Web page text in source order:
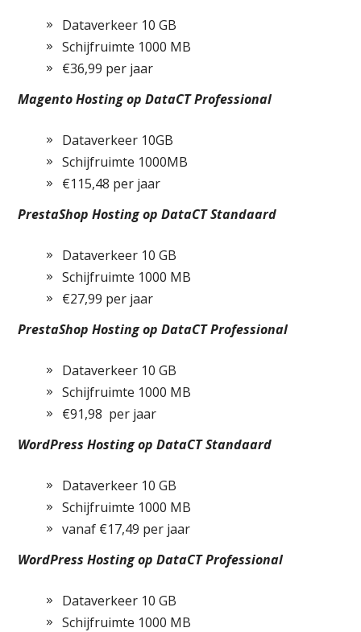
Dataverkeer 10 GB
Schijfruimte 1000 MB
€36,99 per jaar
Magento Hosting op DataCT Professional
Dataverkeer 10GB
Schijfruimte 1000MB
€115,48 per jaar
PrestaShop Hosting op DataCT Standaard
Dataverkeer 10 GB
Schijfruimte 1000 MB
€27,99 per jaar
PrestaShop Hosting op DataCT Professional
Dataverkeer 10 GB
Schijfruimte 1000 MB
€91,98 per jaar
WordPress Hosting op DataCT Standaard
Dataverkeer 10 GB
Schijfruimte 1000 MB
vanaf €17,49 per jaar
WordPress Hosting op DataCT Professional
Dataverkeer 10 GB
Schijfruimte 1000 MB